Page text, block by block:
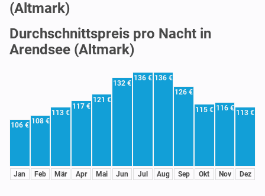
(Altmark)
Durchschnittspreis pro Nacht in
Arendsee (Altmark)
106 €
Jan
108 €
Feb
113 €
Mär
117 €
Apr
121 €
Mai
132 €
Jun
136 €
Jul
136 €
Aug
126 €
Sep
115 €
Okt
116 €
Nov
113 €
Dez